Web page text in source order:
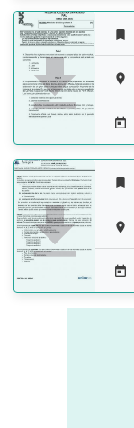







